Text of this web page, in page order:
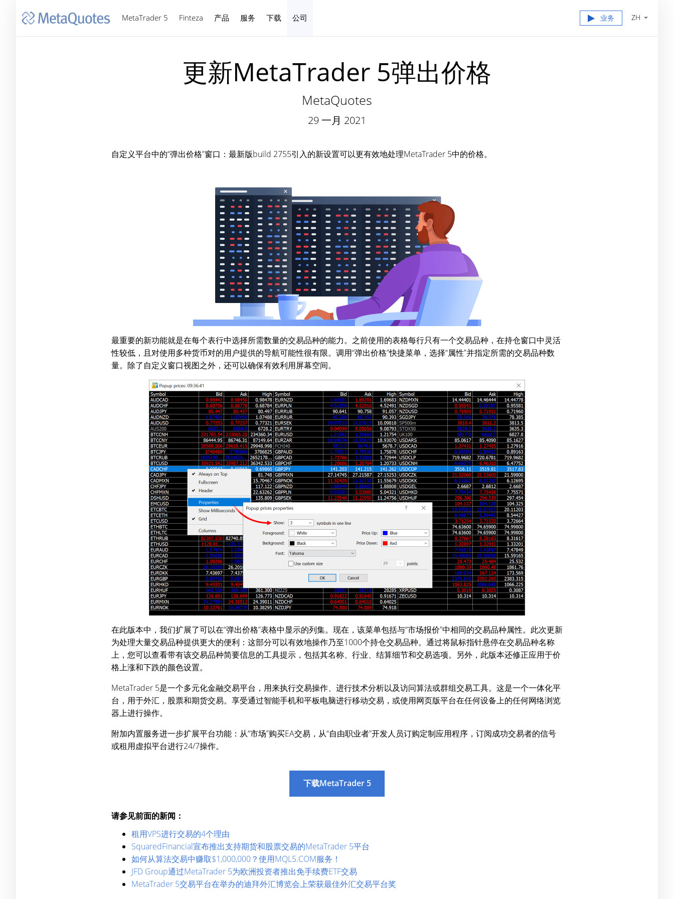
MetaTrader 5 Finteza 产品 服务 下载 公司 业务 ZH
更新MetaTrader 5弹出价格
MetaQuotes
29 一月 2021
自定义平台中的“弹出价格”窗口：最新版build 2755引入的新设置可以更有效地处理MetaTrader 5中的价格。
最重要的新功能就是在每个表行中选择所需数量的交易品种的能力。之前使用的表格每行只有一个交易品种，在持仓窗口中灵活
性较低，且对使用多种货币对的用户提供的导航可能性很有限。调用“弹出价格”快捷菜单，选择“属性”并指定所需的交易品种数
量。除了自定义窗口视图之外，还可以确保有效利用屏幕空间。
在此版本中，我们扩展了可以在“弹出价格”表格中显示的列集。现在，该菜单包括与“市场报价”中相同的交易品种属性。此次更新
为处理大量交易品种提供更大的便利：这部分可以有效地操作乃至1000个持仓交易品种。通过将鼠标指针悬停在交易品种名称
上，您可以查看带有该交易品种简要信息的工具提示，包括其名称、行业、结算细节和交易选项。另外，此版本还修正应用于价
格上涨和下跌的颜色设置。
MetaTrader 5是一个多元化金融交易平台，用来执行交易操作、进行技术分析以及访问算法或群组交易工具。这是一个一体化平
台，用于外汇，股票和期货交易。享受通过智能手机和平板电脑进行移动交易，或使用网页版平台在任何设备上的任何网络浏览
器上进行操作。
附加内置服务进一步扩展平台功能：从“市场”购买EA交易，从“自由职业者”开发人员订购定制应用程序，订阅成功交易者的信号
或租用虚拟平台进行24/7操作。
下载MetaTrader 5
请参见前面的新闻：
租用VPS进行交易的4个理由
SquaredFinancial宣布推出支持期货和股票交易的MetaTrader 5平台
如何从算法交易中赚取$1,000,000？使用MQL5.COM服务！
JFD Group通过MetaTrader 5为欧洲投资者推出免手续费ETF交易
MetaTrader 5交易平台在举办的迪拜外汇博览会上荣获最佳外汇交易平台奖